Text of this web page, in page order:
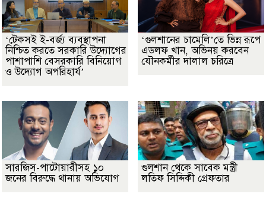
‘টেকসই ই-বর্জ্য ব্যবস্থাপনা
নিশ্চিত করতে সরকারি উদ্যোগের
পাশাপাশি বেসরকারি বিনিয়োগ
ও উদ্যোগ অপরিহার্য’
‘গুলশানের চামেলি’তে ভিন্ন রূপে
এডলফ খান, অভিনয় করবেন
যৌনকর্মীর দালাল চরিত্রে
সারজিস-পাটোয়ারীসহ ১০
জনের বিরুদ্ধে থানায় অভিযোগ
গুলশান থেকে সাবেক মন্ত্রী
লতিফ সিদ্দিকী গ্রেফতার